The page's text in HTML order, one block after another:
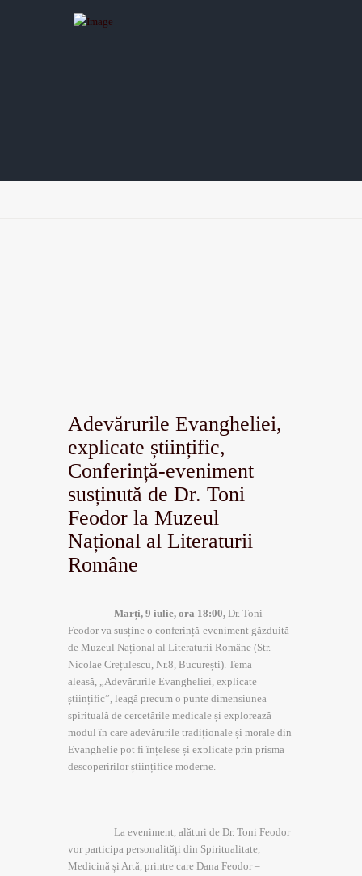
Adevărurile Evangheliei,
explicate științific,
Conferință-eveniment
susținută de Dr. Toni
Feodor la Muzeul
Național al Literaturii
Române
Marți, 9 iulie, ora 18:00, Dr. Toni
Feodor va susține o conferință-eveniment găzduită
de Muzeul Național al Literaturii Române (Str.
Nicolae Crețulescu, Nr.8, București). Tema
aleasă, „Adevărurile Evangheliei, explicate
științific”, leagă precum o punte dimensiunea
spirituală de cercetările medicale și explorează
modul în care adevărurile tradiționale și morale din
Evanghelie pot fi înțelese și explicate prin prisma
descoperirilor științifice moderne.
La eveniment, alături de Dr. Toni Feodor
vor participa personalități din Spiritualitate,
Medicină și Artă, printre care Dana Feodor –